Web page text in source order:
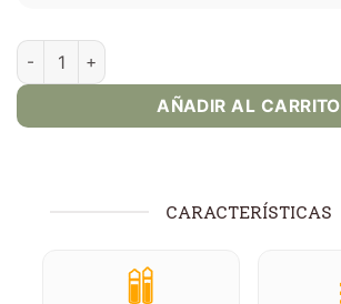
Black Ice Salt Fume | Sal 30ml cantidad
AÑADIR AL CARRITO
CARACTERÍSTICAS